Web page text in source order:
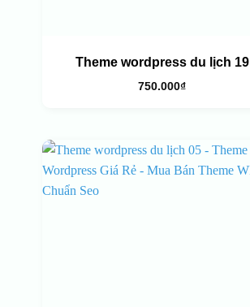
Theme wordpress du lịch 19
750.000₫